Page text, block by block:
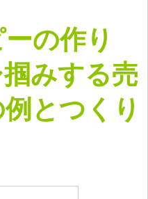
の作り
みする売
とつくり